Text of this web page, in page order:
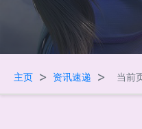
主页 > 资讯速递 > 当前